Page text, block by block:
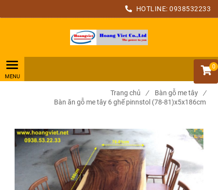
HOTLINE: 0938532233
0
Trang chủ / Bàn gỗ me tây
/
Bàn ăn gỗ me tây 6 ghế pinnstol (78-81)x5x186cm